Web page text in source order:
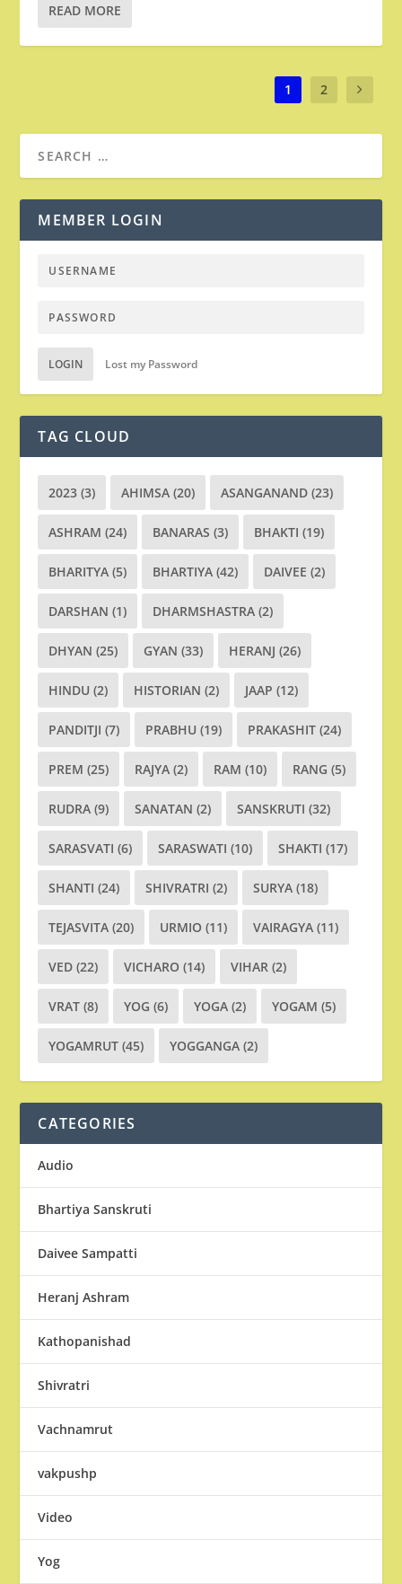
READ MORE
1 2
MEMBER LOGIN
LOGIN Lost my Password
TAG CLOUD
2023 (3) AHIMSA (20) ASANGANAND (23)
ASHRAM (24) BANARAS (3) BHAKTI (19)
BHARITYA (5) BHARTIYA (42) DAIVEE (2)
DARSHAN (1) DHARMSHASTRA (2)
DHYAN (25) GYAN (33) HERANJ (26)
HINDU (2) HISTORIAN (2) JAAP (12)
PANDITJI (7) PRABHU (19) PRAKASHIT (24)
PREM (25) RAJYA (2) RAM (10) RANG (5)
RUDRA (9) SANATAN (2) SANSKRUTI (32)
SARASVATI (6) SARASWATI (10) SHAKTI (17)
SHANTI (24) SHIVRATRI (2) SURYA (18)
TEJASVITA (20) URMIO (11) VAIRAGYA (11)
VED (22) VICHARO (14) VIHAR (2)
VRAT (8) YOG (6) YOGA (2) YOGAM (5)
YOGAMRUT (45) YOGGANGA (2)
CATEGORIES
Audio
Bhartiya Sanskruti
Daivee Sampatti
Heranj Ashram
Kathopanishad
Shivratri
Vachnamrut
vakpushp
Video
Yog